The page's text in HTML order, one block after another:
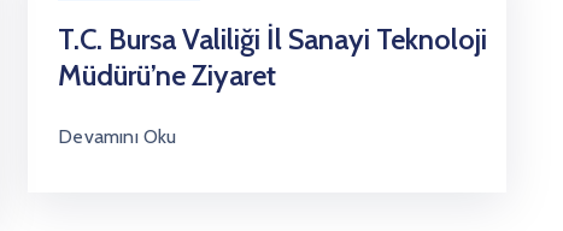
T.C. Bursa Valiliği İl Sanayi Teknoloji
Müdürü’ne Ziyaret
Devamını Oku